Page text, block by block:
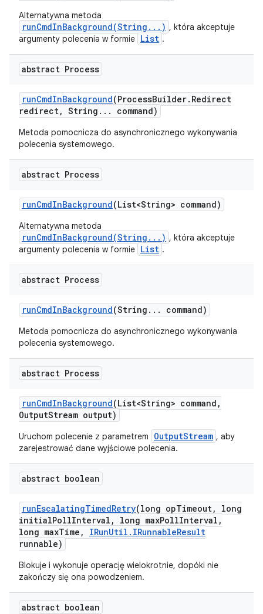
Alternatywna metoda
runCmdInBackground(String...) , która akceptuje
argumenty polecenia w formie List .
abstract Process
runCmdInBackground(ProcessBuilder. Redirect
redirect, String . . . command)
Metoda pomocnicza do asynchronicznego wykonywania
polecenia systemowego.
abstract Process
runCmdInBackground(List<String> command)
Alternatywna metoda
runCmdInBackground(String...) , która akceptuje
argumenty polecenia w formie List .
abstract Process
runCmdInBackground(String . . . command)
Metoda pomocnicza do asynchronicznego wykonywania
polecenia systemowego.
abstract Process
runCmdInBackground(List<String> command ,
OutputStream output)
Uruchom polecenie z parametrem OutputStream , aby
zarejestrować dane wyjściowe polecenia.
abstract boolean
runEscalatingTimedRetry(long opTimeout,
long
initialPollInterval , long maxPollInterval ,
long maxTime , IRunUtil . IRunnableResult
runnable)
Blokuje i wykonuje operację wielokrotnie, dopóki nie
zakończy się ona powodzeniem.
abstract boolean